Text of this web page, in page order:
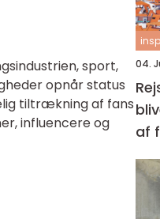
sport,
opnår status
tiltrækning af fans
influencere og
04.
af